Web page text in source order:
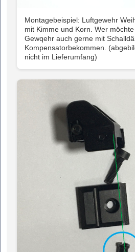
Montagebeispiel: Luftgewehr
mit Kimme und Korn. Wer
Gewqehr auch gerne mit
Kompensatorbekommen.
nicht im Lieferumfang)